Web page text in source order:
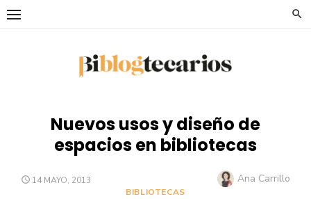
Saltar
Nuevos usos y diseño de
espacios en bibliotecas
PUBLICADO
14 MAYO, 2013 Autor
Ana Carrillo
BIBLIOTECAS